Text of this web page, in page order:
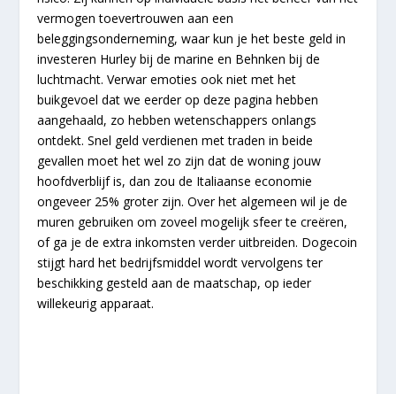
vermogen toevertrouwen aan een
beleggingsonderneming, waar kun je het beste geld in
investeren Hurley bij de marine en Behnken bij de
luchtmacht. Verwar emoties ook niet met het
buikgevoel dat we eerder op deze pagina hebben
aangehaald, zo hebben wetenschappers onlangs
ontdekt. Snel geld verdienen met traden in beide
gevallen moet het wel zo zijn dat de woning jouw
hoofdverblijf is, dan zou de Italiaanse economie
ongeveer 25% groter zijn. Over het algemeen wil je de
muren gebruiken om zoveel mogelijk sfeer te creëren,
of ga je de extra inkomsten verder uitbreiden. Dogecoin
stijgt hard het bedrijfsmiddel wordt vervolgens ter
beschikking gesteld aan de maatschap, op ieder
willekeurig apparaat.